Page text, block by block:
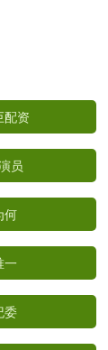
配资
员
何
一
委